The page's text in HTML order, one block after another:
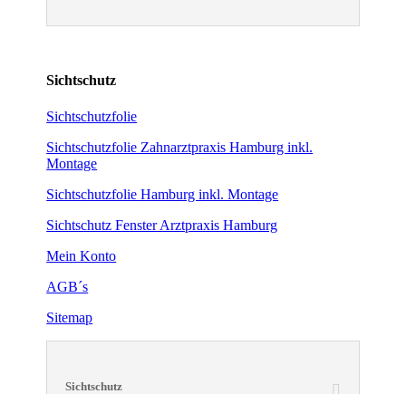
Sichtschutz
Sichtschutzfolie
Sichtschutzfolie Zahnarztpraxis Hamburg inkl.
Montage
Sichtschutzfolie Hamburg inkl. Montage
Sichtschutz Fenster Arztpraxis Hamburg
Mein Konto
AGB´s
Sitemap
Sichtschutz